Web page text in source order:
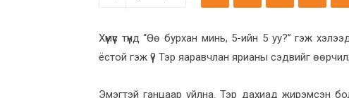
Хүмүүс түүнд “Өө бурхан минь, 5-ийн 5 уу?” гэж
ёстой гэж үү? Тэр яаравчлан ярианы сэдвийг өөрчилж
Эмэгтэй ганцаар уйлна. Тэр дахиад жирэмсэн